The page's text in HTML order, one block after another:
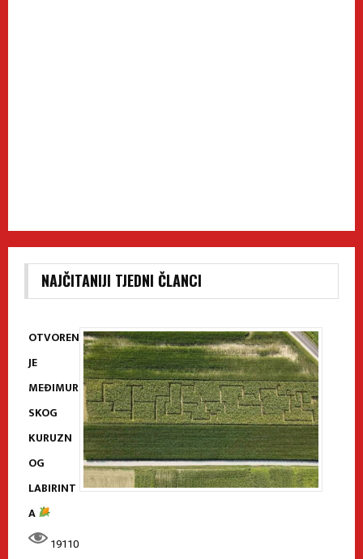
NAJČITANIJI TJEDNI ČLANCI
OTVOREN
JE
MEĐIMUR
SKOG
KURUZN
OG
LABIRINT
A
19110